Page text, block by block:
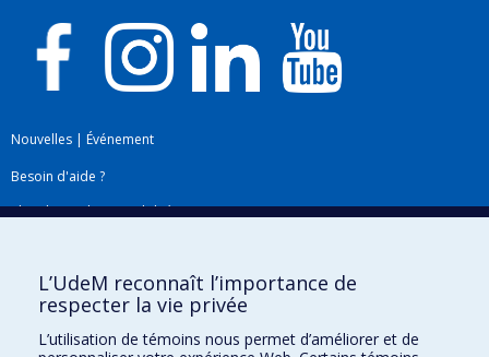
Nouvelles | Événement
Besoin d'aide ?
Plan du site|Accessibilité
L’UdeM reconnaît l’importance de
respecter la vie privée
L’utilisation de témoins nous permet d’améliorer et de